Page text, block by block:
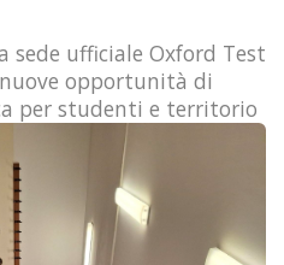
sede ufficiale Oxford Test
opportunità di
per studenti e territorio